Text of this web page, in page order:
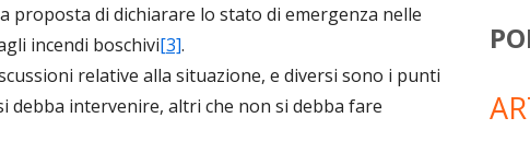
proposta di dichiarare lo stato di emergenza nelle
incendi boschivi[3].
relative alla situazione, e diversi sono i punti
debba intervenire, altri che non si debba fare